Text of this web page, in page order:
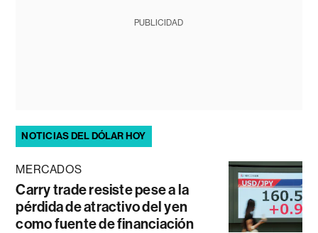
PUBLICIDAD
NOTICIAS DEL DÓLAR HOY
MERCADOS
Carry trade resiste pese a la
pérdida de atractivo del yen
como fuente de financiación